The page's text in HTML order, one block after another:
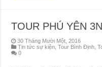
TOUR PHÚ YÊN
30 Tháng Mười Một, 2016
Tin tức sự kiện ,Tour Bình Định ,
0